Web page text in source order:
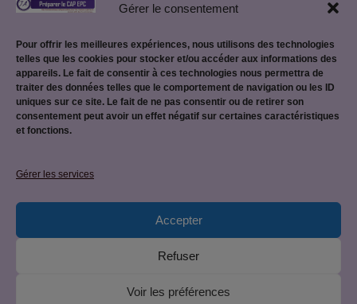
Gérer le consentement
Pour offrir les meilleures expériences, nous utilisons des technologies
telles que les cookies pour stocker et/ou accéder aux informations des
appareils. Le fait de consentir à ces technologies nous permettra de
traiter des données telles que le comportement de navigation ou les ID
uniques sur ce site. Le fait de ne pas consentir ou de retirer son
consentement peut avoir un effet négatif sur certaines caractéristiques
et fonctions.
Gérer les services
Accepter
Refuser
Voir les préférences
Créer son site pédagogique WordPress